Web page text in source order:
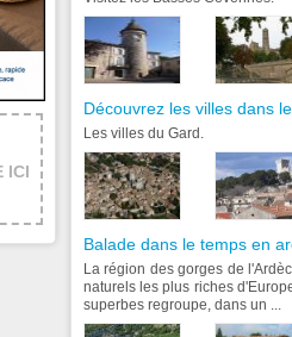
Découvrez les villes dans
Les villes du Gard.
Balade dans le temps en
La région des gorges de
naturels les plus riches
superbes regroupe, dans un ...
ICI